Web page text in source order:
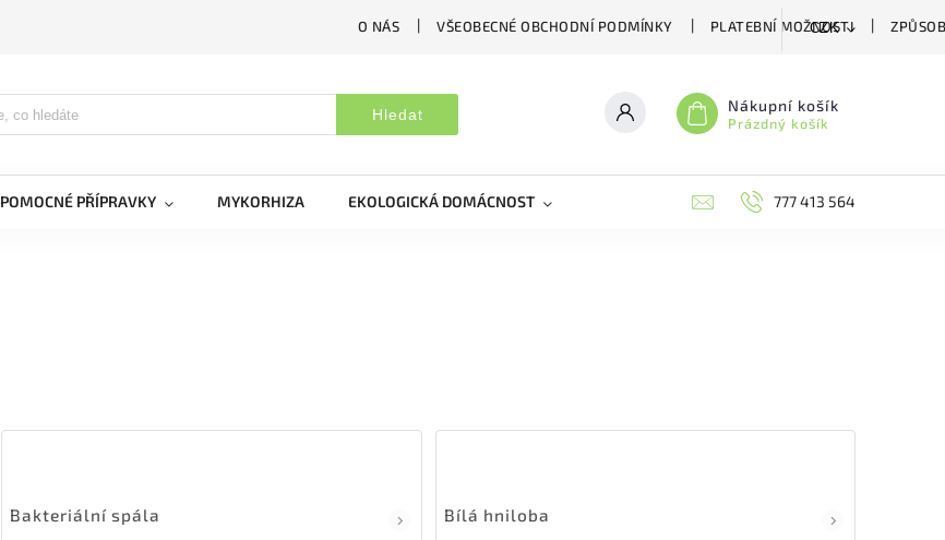
O NÁS VŠEOBECNÉ OBCHODNÍ PODMÍNKY PLATEBNÍ MOŽNOSTI
CZK
Hledat Nákupní košík
Prázdný košík
POMOCNÉ PŘÍPRAVKY MYKORHIZA EKOLOGICKÁ DOMÁCNOST BIOAGENS777 413 564
Bakteriální spála Bílá hniloba